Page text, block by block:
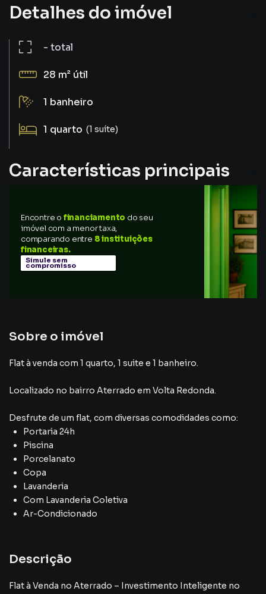
Detalhes do imóvel
- total
28 m² útil
1 banheiro
1 quarto (1 suíte)
Características principais
Sala de Academia
Armário no Quarto
Encontre o financiamento do seu
imóvel com a menor taxa,
comparando entre 8 instituições
financeiras.
Simule sem
compromisso
Sobre o imóvel
Flat à venda com 1 quarto, 1 suite e 1 banheiro.
Localizado no bairro Aterrado em Volta Redonda.
Desfrute de um flat, com diversas comodidades como:
Portaria 24h
Piscina
Porcelanato
Copa
Lavanderia
Com Lavanderia Coletiva
Ar-Condicionado
Descrição
Flat à Venda no Aterrado – Investimento Inteligente no